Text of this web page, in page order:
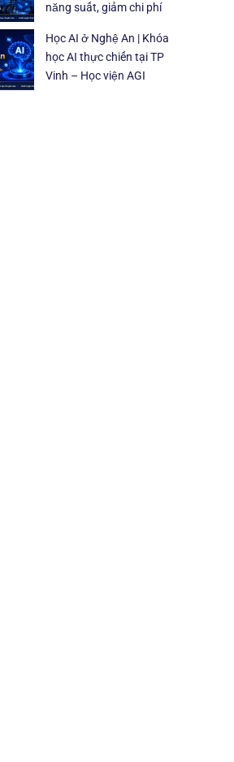
năng suất, giảm chi phí
Học AI ở Nghệ An | Khóa
học AI thực chiến tại TP
Vinh – Học viện AGI